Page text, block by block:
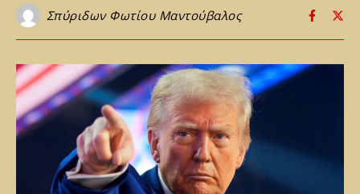
Σπύριδων Φωτίου Μαντούβαλος